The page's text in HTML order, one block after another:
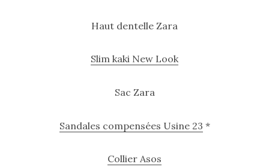
Haut dentelle Zara
Slim kaki New Look
Sac Zara
Sandales compensées Usine 23 *
Collier Asos